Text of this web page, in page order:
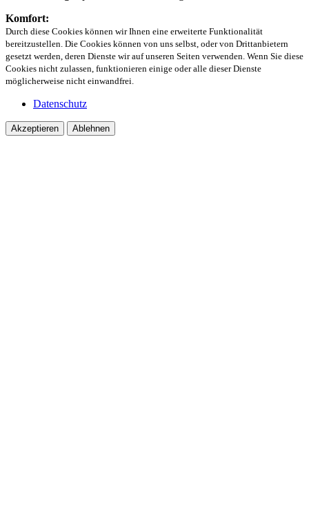
Komfort:
Durch diese Cookies können wir Ihnen eine erweiterte Funktionalität
bereitzustellen. Die Cookies können von uns selbst, oder von Drittanbietern
gesetzt werden, deren Dienste wir auf unseren Seiten verwenden. Wenn Sie diese
Cookies nicht zulassen, funktionieren einige oder alle dieser Dienste
möglicherweise nicht einwandfrei.
Datenschutz
Akzeptieren Ablehnen